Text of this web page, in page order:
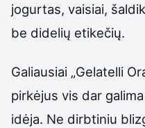
jogurtas, vaisiai,
be didelių etikečių.
Galiausiai „Gelatelli
pirkėjus vis dar
idėja. Ne dirbtiniu